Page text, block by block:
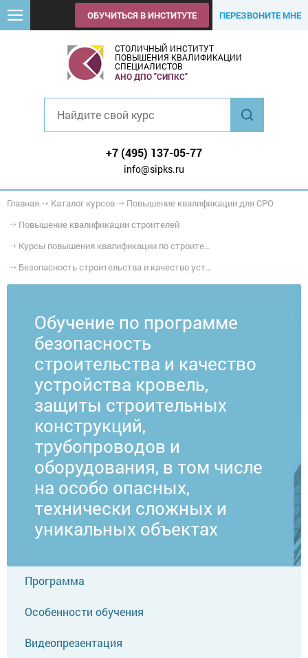
ОБУЧИТЬСЯ В ИНСТИТУТЕ ПЕРЕЗВОНИТЕ МНЕ
СТОЛИЧНЫЙ ИНСТИТУТ
ПОВЫШЕНИЯ КВАЛИФИКАЦИИ
СПЕЦИАЛИСТОВ
АНО ДПО "СИПКС"
+7 (495) 137-05-77
info@sipks.ru
Главная Каталог курсов
Повышение квалификации для СРО
Повышение квалификации строителей
Курсы повышения квалификации по строительству особо опасных, технически сложных и уникальных объектов
Безопасность строительства и качество устройства кровель, защиты строительных конструкций, трубопроводов и оборудования, в том числе на особо опасных, технически сложных и уникальных объектах
Обучение по программе
безопасность
строительства и качество
устройства кровель,
защиты строительных
конструкций,
трубопроводов и
оборудования, в том числе
на особо опасных,
технически сложных и
уникальных объектах
Программа
Особенности обучения
Видеопрезентация